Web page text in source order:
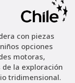
con piezas
opciones
motoras,
la exploración
tridimensional.